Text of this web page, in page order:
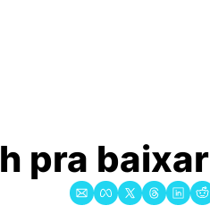
pra baixar